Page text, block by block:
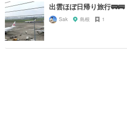
出雲ほぼ日帰り旅行🚃🚌
Sak 島根 1